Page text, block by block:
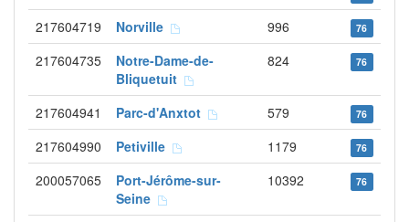
217604719 Norville 996 76
217604735
Notre-Dame-de-
Bliquetuit
824 76
217604941 Parc-d'Anxtot 579 76
217604990 Petiville 1179 76
200057065
Port-Jérôme-sur-
Seine
10392 76